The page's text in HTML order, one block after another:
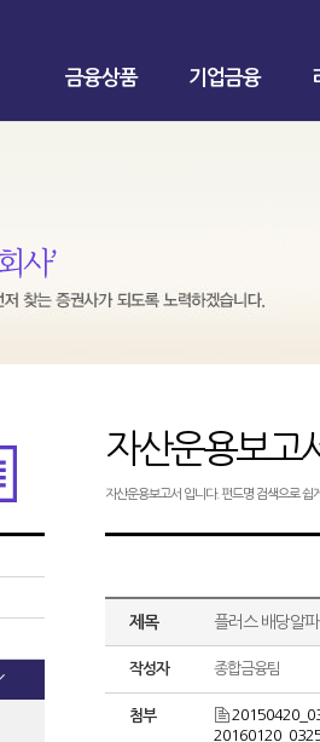
금융상품 기업금융
자산운용보고
자산운용보고서 입니다. 펀드명 검색으로 쉽
제목 플러스 배당알
작성자 종합금융팀
첨부